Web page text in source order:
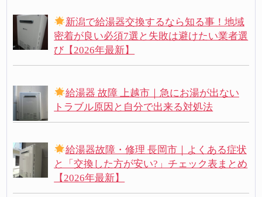
新潟で給湯器交換するなら知る事！地域
密着が良い必須7選と失敗は避けたい業者選
び【2026年最新】
給湯器 故障 上越市｜急にお湯が出ない
トラブル原因と自分で出来る対処法
給湯器故障・修理 長岡市｜よくある症状
と「交換した方が安い?」チェック表まとめ
【2026年最新】